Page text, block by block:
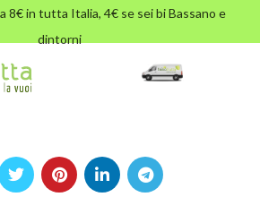
8€ in tutta Italia, 4€ se sei bi Bassano e
dintorni Bold